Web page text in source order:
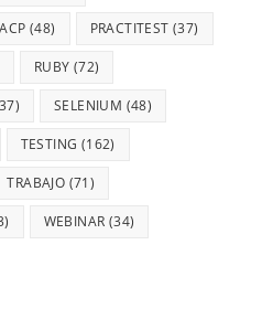
(48) PRACTITEST (37)
RUBY (72)
SELENIUM (48)
TESTING (162)
TRABAJO (71)
WEBINAR (34)